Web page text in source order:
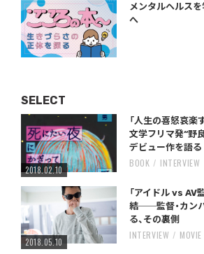
メンタルヘルス
へ
SELECT
2018.02.10
「人生の喜怒哀楽
文学フリマ発“野
デビュー作を語る
BOOK INTERVIEW
2018.05.10
「アイドル vs AV
結──監督・カン
る、その裏側
INTERVIEW MOVIE